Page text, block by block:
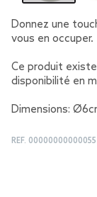
Donnez une
vous en occuper.
Ce produit
disponibilité en
Dimensions:
REF.